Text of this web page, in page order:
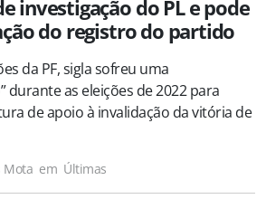
investigação do PL e pode
do registro do partido
da PF, sigla sofreu uma
durante as eleições de 2022 para
de apoio à invalidação da vitória de
Mota em Últimas